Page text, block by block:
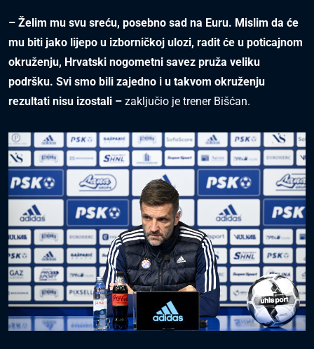
– Želim mu svu sreću, posebno sad na Euru. Mislim da će
mu biti jako lijepo u izborničkoj ulozi, radit će u poticajnom
okruženju, Hrvatski nogometni savez pruža veliku
podršku. Svi smo bili zajedno i u takvom okruženju
rezultati nisu izostali – zaključio je trener Bišćan.